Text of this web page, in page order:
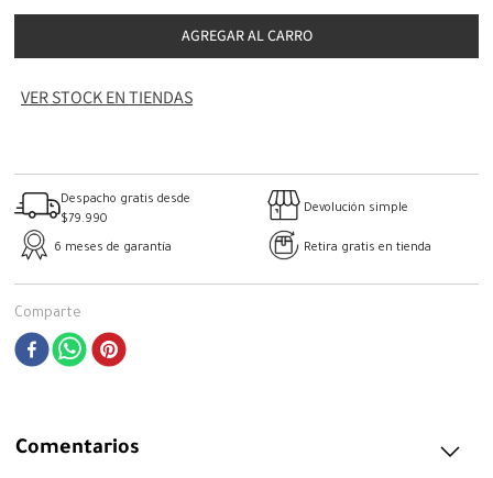
AGREGAR AL CARRO
VER STOCK EN TIENDAS
Despacho gratis desde
$79.990
Devolución simple
6 meses de garantía Retira gratis en tienda
Comparte
Comentarios